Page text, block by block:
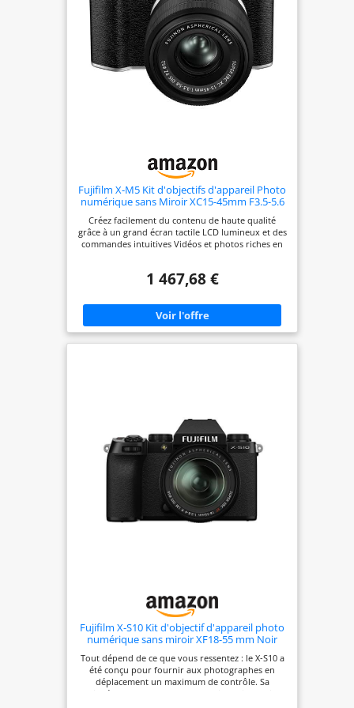
une utilisation immédiate et vos aventures
photographiques 5.CONTENU DE LA LIVRAISON -
1x appareil photo EOS R100, 1x objectif RF-S 18-45
mm IS STM, 1x sacoche pour appareil photo, 1x
carte mémoire SD 64 Go, 1x chargeur de batterie
LC-E17E, 1x batterie, 1x câble d'alimentation
Fujifilm X-M5 Kit d'objectifs d'appareil Photo
numérique sans Miroir XC15-45mm F3.5-5.6
Créez facilement du contenu de haute qualité
grâce à un grand écran tactile LCD lumineux et des
commandes intuitives Vidéos et photos riches en
smartphone Le corps compact et léger offre une
objectifs interchangeables, les cartes mémoire et
les piles facilement remplaçables Son cristallin à
partir de trois microphones intégrés, ainsi que des
connexions micro externes et USB-C 20 looks
1 467,68 €
Fujifilm X-S10 Kit d'objectif d'appareil photo
numérique sans miroir XF18-55 mm Noir
Tout dépend de ce que vous ressentez : le X-S10 a
été conçu pour fournir aux photographes en
déplacement un maximum de contrôle. Sa
poignée profonde offre une manipulation solide